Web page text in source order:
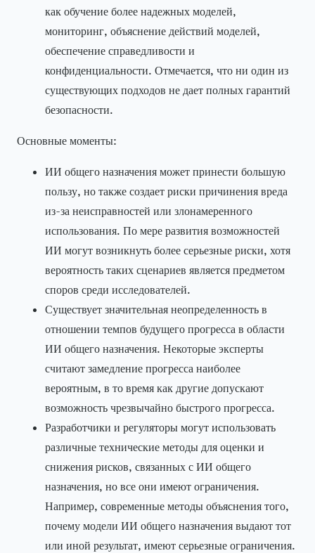
как обучение более надежных моделей,
мониторинг, объяснение действий моделей,
обеспечение справедливости и
конфиденциальности. Отмечается, что ни один из
существующих подходов не дает полных гарантий
безопасности.
Основные моменты:
ИИ общего назначения может принести большую
пользу, но также создает риски причинения вреда
из-за неисправностей или злонамеренного
использования. По мере развития возможностей
ИИ могут возникнуть более серьезные риски, хотя
вероятность таких сценариев является предметом
споров среди исследователей.
Существует значительная неопределенность в
отношении темпов будущего прогресса в области
ИИ общего назначения. Некоторые эксперты
считают замедление прогресса наиболее
вероятным, в то время как другие допускают
возможность чрезвычайно быстрого прогресса.
Разработчики и регуляторы могут использовать
различные технические методы для оценки и
снижения рисков, связанных с ИИ общего
назначения, но все они имеют ограничения.
Например, современные методы объяснения того,
почему модели ИИ общего назначения выдают тот
или иной результат, имеют серьезные ограничения.